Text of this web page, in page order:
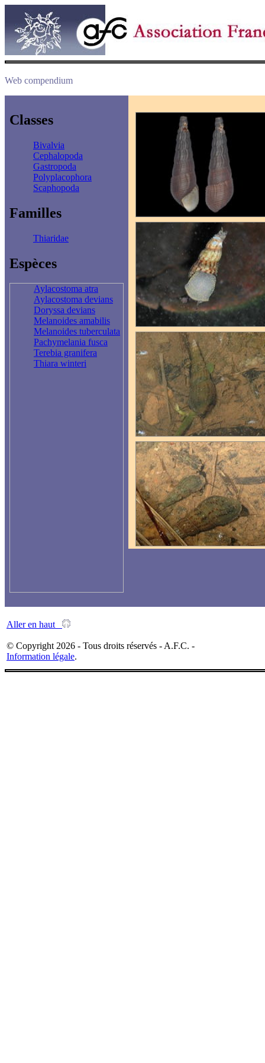
Web compendium
Classes
Bivalvia
Cephalopoda
Gastropoda
Polyplacophora
Scaphopoda
Familles
Thiaridae
Espèces
Aylacostoma atra
Aylacostoma devians
Doryssa devians
Melanoides amabilis
Melanoides tuberculata
Pachymelania fusca
Terebia granifera
Thiara winteri
Aller en haut
© Copyright 2026 - Tous droits réservés - A.F.C. -
Information légale.